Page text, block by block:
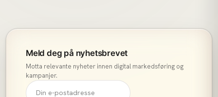
Meld deg på nyhetsbrevet
Motta relevante nyheter innen digital markedsføring og
kampanjer.